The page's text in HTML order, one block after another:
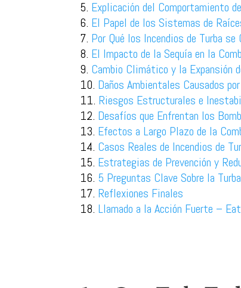
Explicación del Comportamiento
El Papel de los Sistemas de
Por Qué los Incendios de Turba se
El Impacto de la Sequía en la
Cambio Climático y la Expansión
Daños Ambientales Causados
Riesgos Estructurales e
Desafíos que Enfrentan los
Efectos a Largo Plazo de la
Casos Reales de Incendios de
Estrategias de Prevención y
5 Preguntas Clave Sobre la
Reflexiones Finales
Llamado a la Acción Fuerte –